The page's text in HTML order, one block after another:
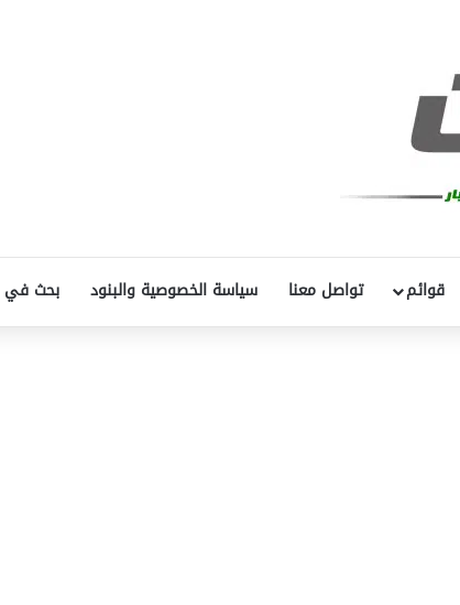
قوائم تواصل معنا سياسة الخصوصية والبنود بحث في